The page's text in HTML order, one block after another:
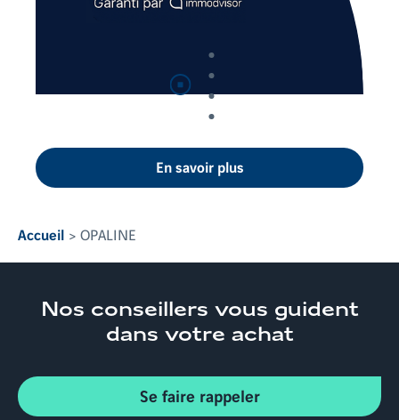
En savoir plus
Suspendre
la lecture automatique
Accueil OPALINE
Nos conseillers vous guident
dans votre achat
Se faire rappeler